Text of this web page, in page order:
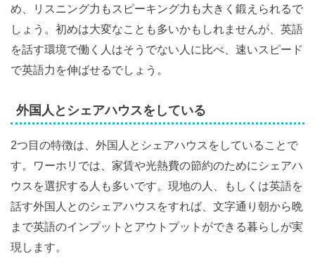
め、リスニング力もスピーキング力も大きく鍛えられるで
しょう。初めは大変なことも多いかもしれませんが、英語
を話す環境で働く人はそうでない人に比べ、速いスピード
で英語力を伸ばせるでしょう。
外国人とシェアハウスをしている
2つ目の特徴は、外国人とシェアハウスをしていることで
す。ワーホリでは、家賃や光熱費の節約のためにシェアハ
ウスを選択する人も多いです。現地の人、もしくは英語を
話す外国人とのシェアハウスをすれば、文字通り朝から晩
まで英語のインプットとアウトプットができる暮らしが実
現します。